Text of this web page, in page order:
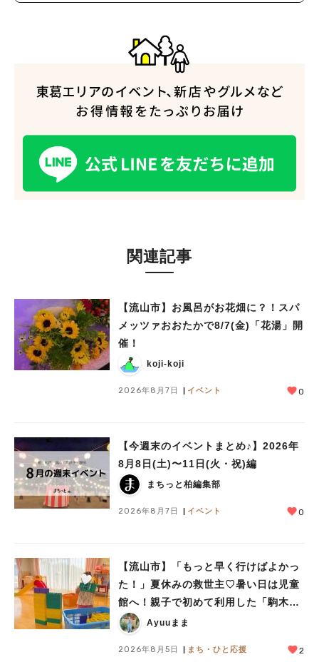
関連記事
【流山市】お風呂がお花畑に？！スパ
メッツァおおたかで8/7(金)「花湯」開
催！
koji-koji
2026年8月7日 イベント 0
【今週末のイベントまとめ♪】2026年
8月8日(土)〜11日(火・祝)編
まちっと柏編集部
2026年8月7日 イベント 0
【流山市】「もっと早く行けばよかっ
た！」夏休みの救世主♡暑い日は児童
館へ！親子で初めて利用した「駒木台
児童館」レポート
Ayuuまま
2026年8月5日 まち・ひと応援 2
人気のキーワード
#カフェ#スイーツ#パン#カレー